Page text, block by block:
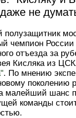
не
полузащитник
чемпион
отъезда за
Кисляка из
. По мнению
поколению
малейший шанс
команды